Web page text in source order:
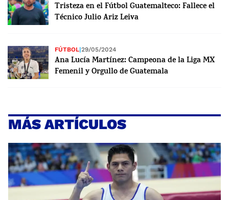
Tristeza en el Fútbol Guatemalteco: Fallece el
Técnico Julio Ariz Leiva
FÚTBOL|29/05/2024
Ana Lucía Martínez: Campeona de la Liga MX
Femenil y Orgullo de Guatemala
MÁS ARTÍCULOS